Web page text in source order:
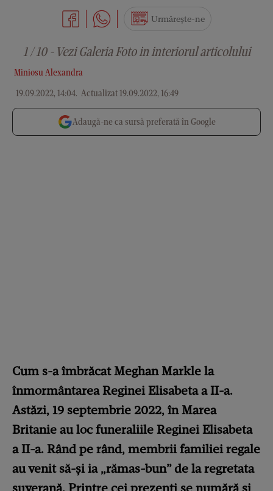
Miniosu Alexandra
19.09.2022, 14:04. Actualizat 19.09.2022, 16:49
Urmărește-ne
1 / 10 - Vezi Galeria Foto in interiorul articolului
Adaugă-ne ca sursă preferată în Google
Cum s-a îmbrăcat Meghan Markle la
înmormântarea Reginei Elisabeta a II-a.
Astăzi, 19 septembrie 2022, în Marea
Britanie au loc funeraliile Reginei Elisabeta
a II-a. Rând pe rând, membrii familiei regale
au venit să-și ia „rămas-bun” de la regretata
suverană. Printre cei prezenți se numără și